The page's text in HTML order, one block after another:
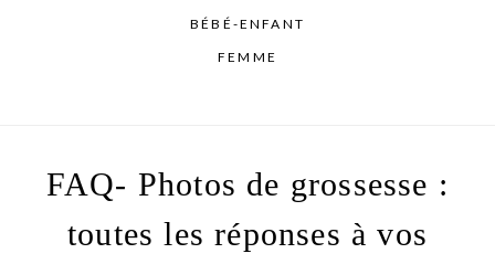
BÉBÉ-ENFANT
FEMME
FAQ- Photos de grossesse :
toutes les réponses à vos